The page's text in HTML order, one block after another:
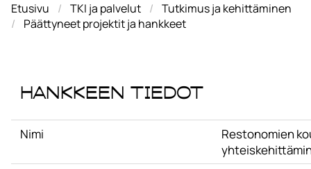
Etusivu TKI ja palvelut
Tutkimus ja kehittäminen
Päättyneet projektit ja hankkeet
Hankkeen tiedot
Nimi
Restonomien